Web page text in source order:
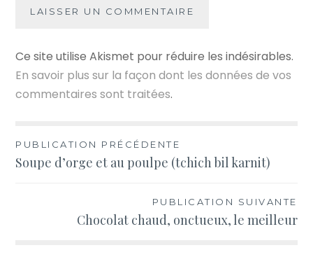
Ce site utilise Akismet pour réduire les indésirables.
En savoir plus sur la façon dont les données de vos
commentaires sont traitées.
Navigation
de
PUBLICATION PRÉCÉDENTE
Soupe d’orge et au poulpe (tchich bil karnit)
PUBLICATION SUIVANTE
Chocolat chaud, onctueux, le meilleur